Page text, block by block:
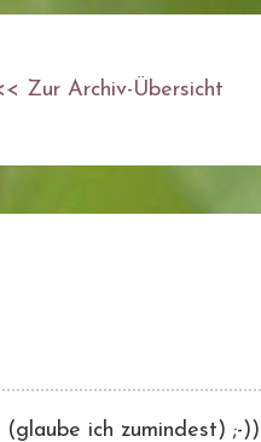
Zur Archiv-Übersicht
(glaube ich zumindest) ;-))